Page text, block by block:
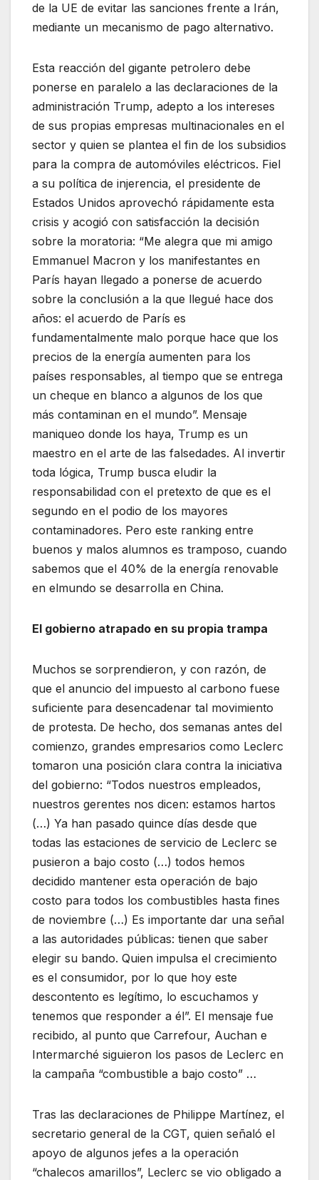
de la UE de evitar las sanciones frente a Irán,
mediante un mecanismo de pago alternativo.
Esta reacción del gigante petrolero debe
ponerse en paralelo a las declaraciones de la
administración Trump, adepto a los intereses
de sus propias empresas multinacionales en el
sector y quien se plantea el fin de los subsidios
para la compra de automóviles eléctricos. Fiel
a su política de injerencia, el presidente de
Estados Unidos aprovechó rápidamente esta
crisis y acogió con satisfacción la decisión
sobre la moratoria: “Me alegra que mi amigo
Emmanuel Macron y los manifestantes en
París hayan llegado a ponerse de acuerdo
sobre la conclusión a la que llegué hace dos
años: el acuerdo de París es
fundamentalmente malo porque hace que los
precios de la energía aumenten para los
países responsables, al tiempo que se entrega
un cheque en blanco a algunos de los que
más contaminan en el mundo”. Mensaje
maniqueo donde los haya, Trump es un
maestro en el arte de las falsedades. Al invertir
toda lógica, Trump busca eludir la
responsabilidad con el pretexto de que es el
segundo en el podio de los mayores
contaminadores. Pero este ranking entre
buenos y malos alumnos es tramposo, cuando
sabemos que el 40% de la energía renovable
en elmundo se desarrolla en China.
El gobierno atrapado en su propia trampa
Muchos se sorprendieron, y con razón, de
que el anuncio del impuesto al carbono fuese
suficiente para desencadenar tal movimiento
de protesta. De hecho, dos semanas antes del
comienzo, grandes empresarios como Leclerc
tomaron una posición clara contra la iniciativa
del gobierno: “Todos nuestros empleados,
nuestros gerentes nos dicen: estamos hartos
(…) Ya han pasado quince días desde que
todas las estaciones de servicio de Leclerc se
pusieron a bajo costo (…) todos hemos
decidido mantener esta operación de bajo
costo para todos los combustibles hasta fines
de noviembre (…) Es importante dar una señal
a las autoridades públicas: tienen que saber
elegir su bando. Quien impulsa el crecimiento
es el consumidor, por lo que hoy este
descontento es legítimo, lo escuchamos y
tenemos que responder a él”. El mensaje fue
recibido, al punto que Carrefour, Auchan e
Intermarché siguieron los pasos de Leclerc en
la campaña “combustible a bajo costo” …
Tras las declaraciones de Philippe Martínez, el
secretario general de la CGT, quien señaló el
apoyo de algunos jefes a la operación
“chalecos amarillos”, Leclerc se vio obligado a